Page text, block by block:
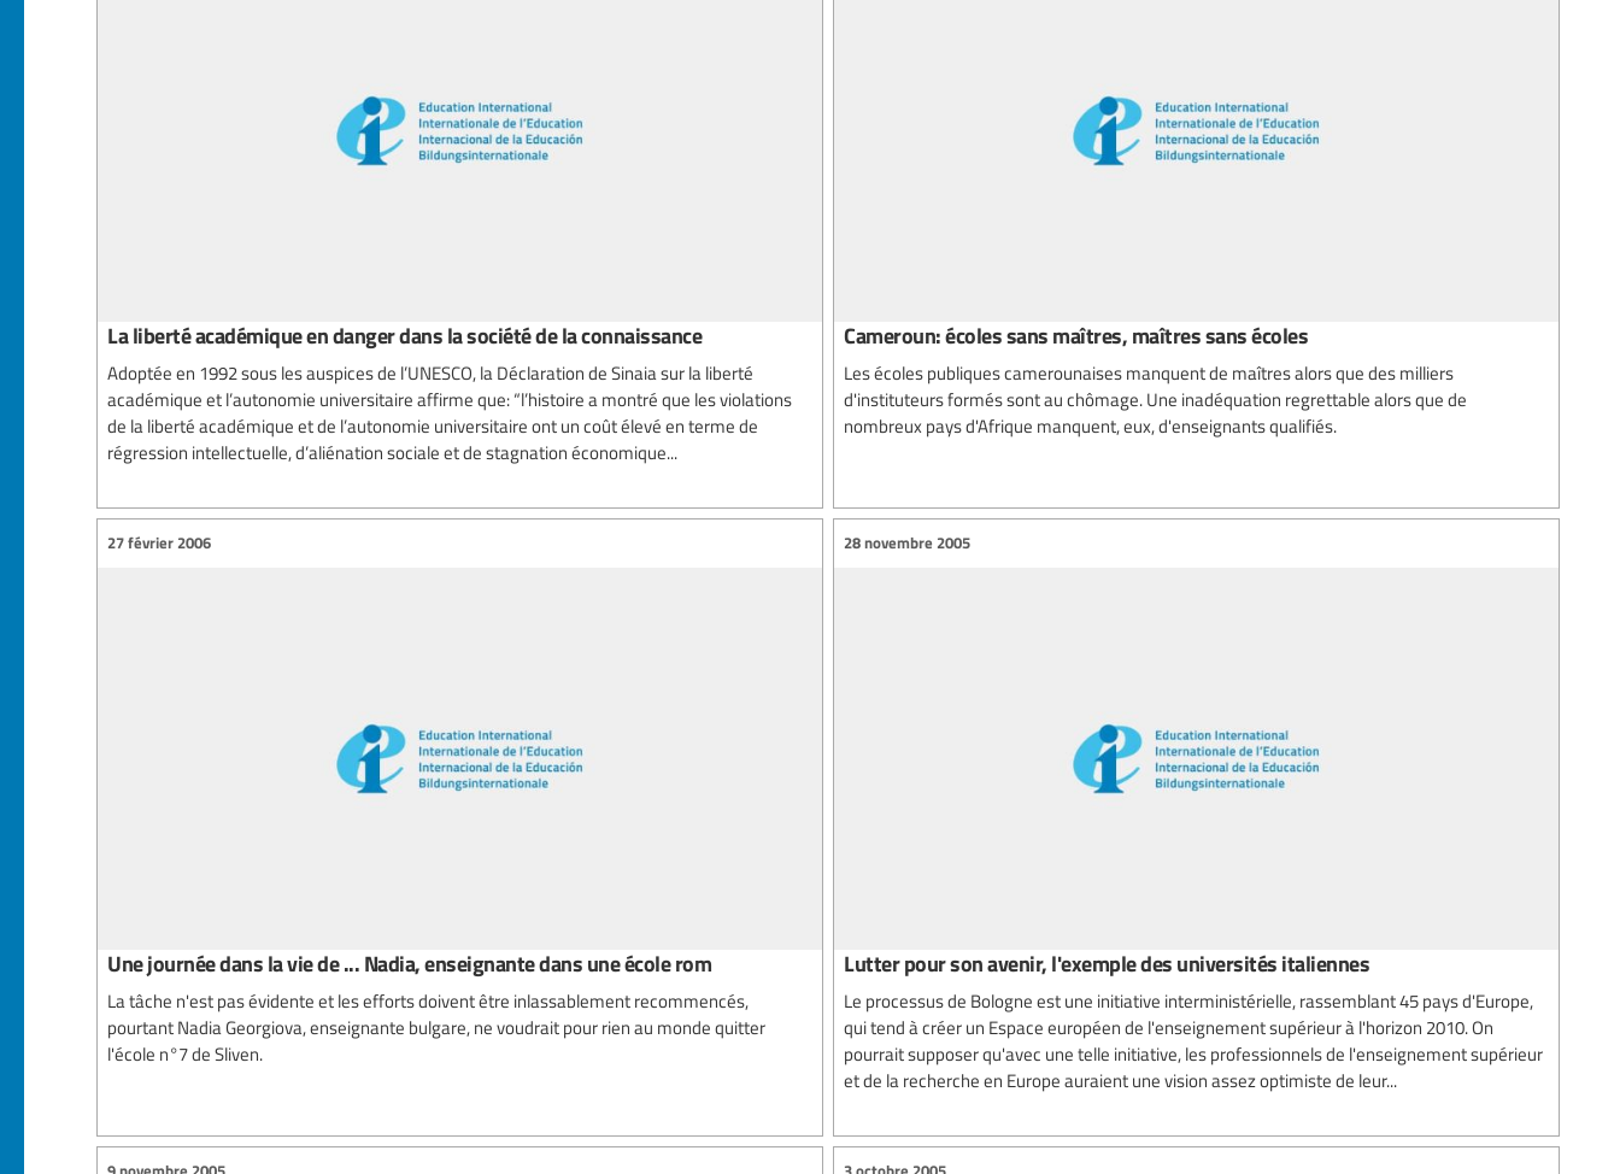
La liberté académique en danger dans la société de la connaissance
Adoptée en 1992 sous les auspices de l’UNESCO, la Déclaration de Sinaia sur la liberté
académique et l’autonomie universitaire affirme que: “l’histoire a montré que les violations
de la liberté académique et de l’autonomie universitaire ont un coût élevé en terme de
régression intellectuelle, d’aliénation sociale et de stagnation économique...
Cameroun: écoles sans maîtres, maîtres sans écoles
Les écoles publiques camerounaises manquent de maîtres alors que des milliers
d'instituteurs formés sont au chômage. Une inadéquation regrettable alors que de
nombreux pays d'Afrique manquent, eux, d'enseignants qualifiés.
27 février 2006
Une journée dans la vie de ... Nadia, enseignante dans une école rom
La tâche n'est pas évidente et les efforts doivent être inlassablement recommencés,
pourtant Nadia Georgiova, enseignante bulgare, ne voudrait pour rien au monde quitter
l'école n°7 de Sliven.
28 novembre 2005
Lutter pour son avenir, l'exemple des universités italiennes
Le processus de Bologne est une initiative interministérielle, rassemblant 45 pays d'Europe,
qui tend à créer un Espace européen de l'enseignement supérieur à l'horizon 2010. On
pourrait supposer qu'avec une telle initiative, les professionnels de l'enseignement supérieur
et de la recherche en Europe auraient une vision assez optimiste de leur...